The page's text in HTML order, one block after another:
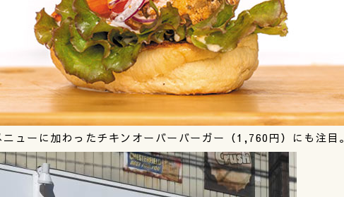
ューに加わったチキンオーバーバーガー（1,760円）にも注目。